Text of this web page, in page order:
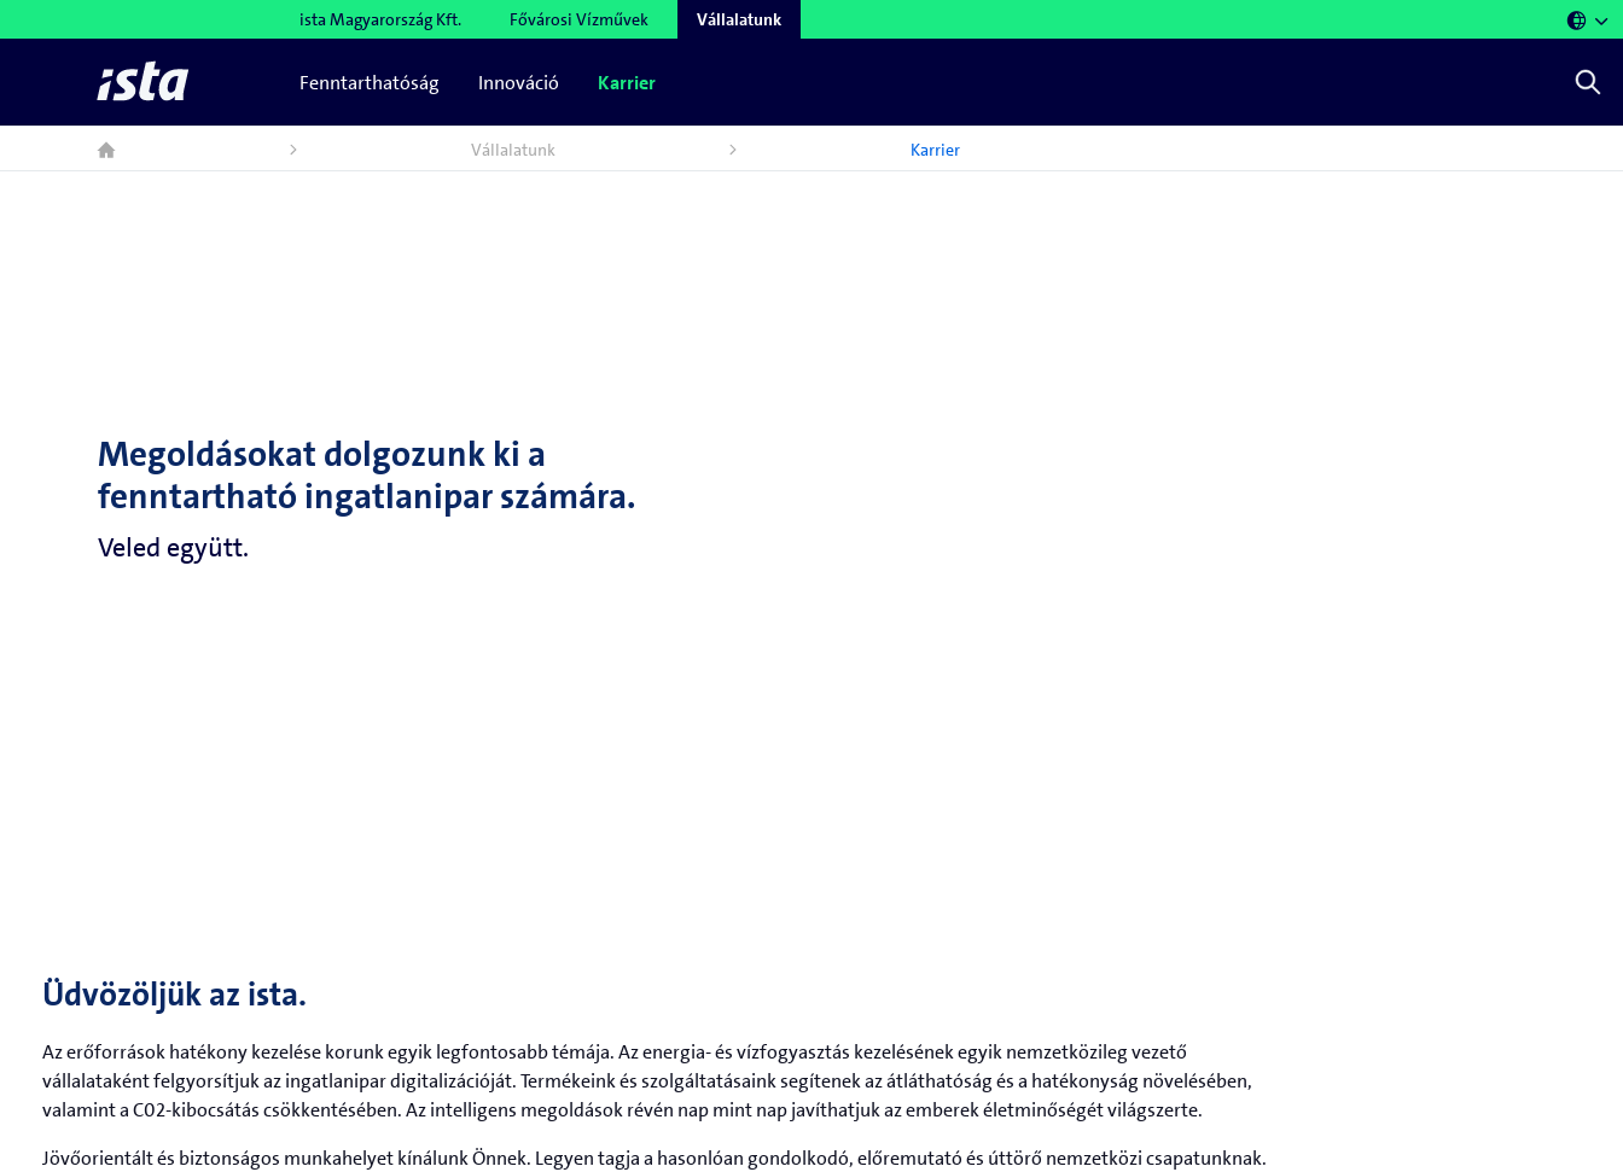
ista Magyarország Kft. Fővárosi Vízművek Vállalatunk
Vállalatunk Karrier
Fenntarthatóság Innováció Karrier
Megoldásokat dolgozunk ki a
fenntartható ingatlanipar számára.
Veled együtt.
Üdvözöljük az ista.
Az erőforrások hatékony kezelése korunk egyik legfontosabb témája. Az energia- és vízfogyasztás kezelésének egyik nemzetközileg vezető
vállalataként felgyorsítjuk az ingatlanipar digitalizációját. Termékeink és szolgáltatásaink segítenek az átláthatóság és a hatékonyság növelésében,
valamint a C02-kibocsátás csökkentésében. Az intelligens megoldások révén nap mint nap javíthatjuk az emberek életminőségét világszerte.
Jövőorientált és biztonságos munkahelyet kínálunk Önnek. Legyen tagja a hasonlóan gondolkodó, előremutató és úttörő nemzetközi csapatunknak.